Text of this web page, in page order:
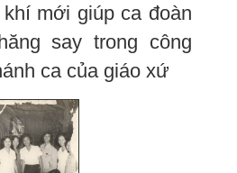
mới giúp ca đoàn
say trong công
ca của giáo xứ